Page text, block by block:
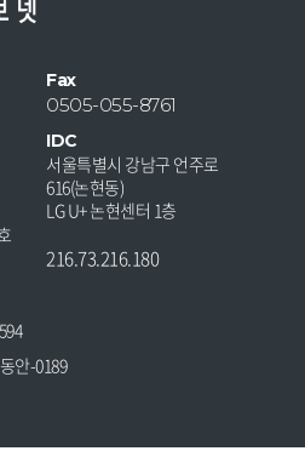
Fax
0505-055-8761
IDC
서울특별시 강남구 언주로
616(논현동)
LG U+ 논현센터 1층
216.73.216.180
안-0189